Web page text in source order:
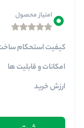
0امتیاز محصول
کیفیت استحکام
امکانات و قابلیت ها
ارزش خرید